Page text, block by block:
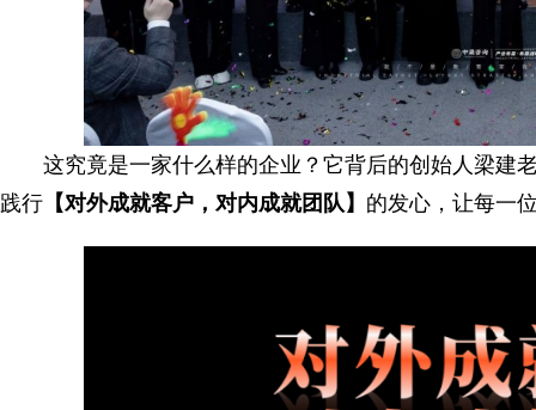
这究竟是一家什么样的企业？它背后的创始人梁建
践行 【对外成就客户，对内成就团队】 的发心，让每一